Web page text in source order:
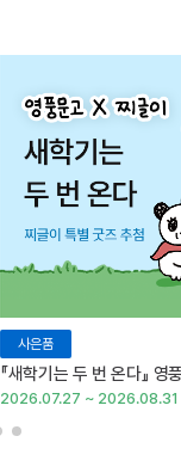
사은품
『새학기는 두 번 온다』 영
2026.07.27 ~ 2026.08.31